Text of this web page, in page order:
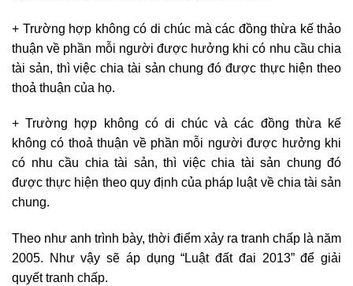
+ Trường hợp không có di chúc mà các đồng thừa kế thảo
thuận về phần mỗi người được hưởng khi có nhu cầu chia
tài sản, thì việc chia tài sản chung đó được thực hiện theo
thoả thuận của họ.
+ Trường hợp không có di chúc và các đồng thừa kế
không có thoả thuận về phần mỗi người được hưởng khi
có nhu cầu chia tài sản, thì việc chia tài sản chung đó
được thực hiện theo quy định của pháp luật về chia tài sản
chung.
Theo như anh trình bày, thời điểm xảy ra tranh chấp là năm
2005. Như vậy sẽ áp dụng “Luật đất đai 2013” để giải
quyết tranh chấp.